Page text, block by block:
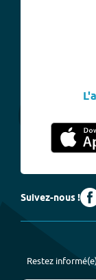
Suivez-nous !
Restez